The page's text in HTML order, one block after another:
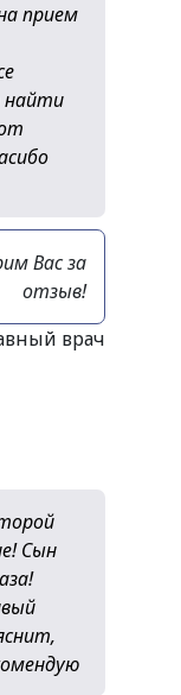
прием
найти
Вас за
отзыв!
врач
Сын